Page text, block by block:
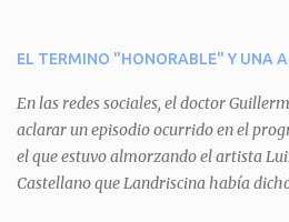
aguará le provoca. De igual manera
del aguará y pasa sin pagar. Por
expuesta la mentira del aguará y
personajes a unirse para enfrentarlo.
quitarle el disfraz de militar, y el
EL TERMINO "HONORABLE" Y UNA
En las redes sociales, el doctor
aclarar un episodio ocurrido en el
el que estuvo almorzando el artista
Castellano que Landriscina había